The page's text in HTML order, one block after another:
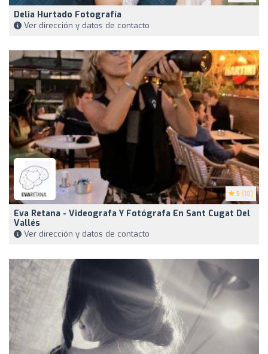
Delia Hurtado Fotografía
Ver dirección y datos de contacto
5 (18)
Eva Retana - Videografa Y Fotógrafa En Sant Cugat Del
Vallés
Ver dirección y datos de contacto